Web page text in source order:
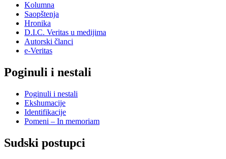
Kolumna
Saopštenja
Hronika
D.I.C. Veritas u medijima
Autorski članci
e-Veritas
Poginuli i nestali
Poginuli i nestali
Ekshumacije
Identifikacije
Pomeni – In memoriam
Sudski postupci